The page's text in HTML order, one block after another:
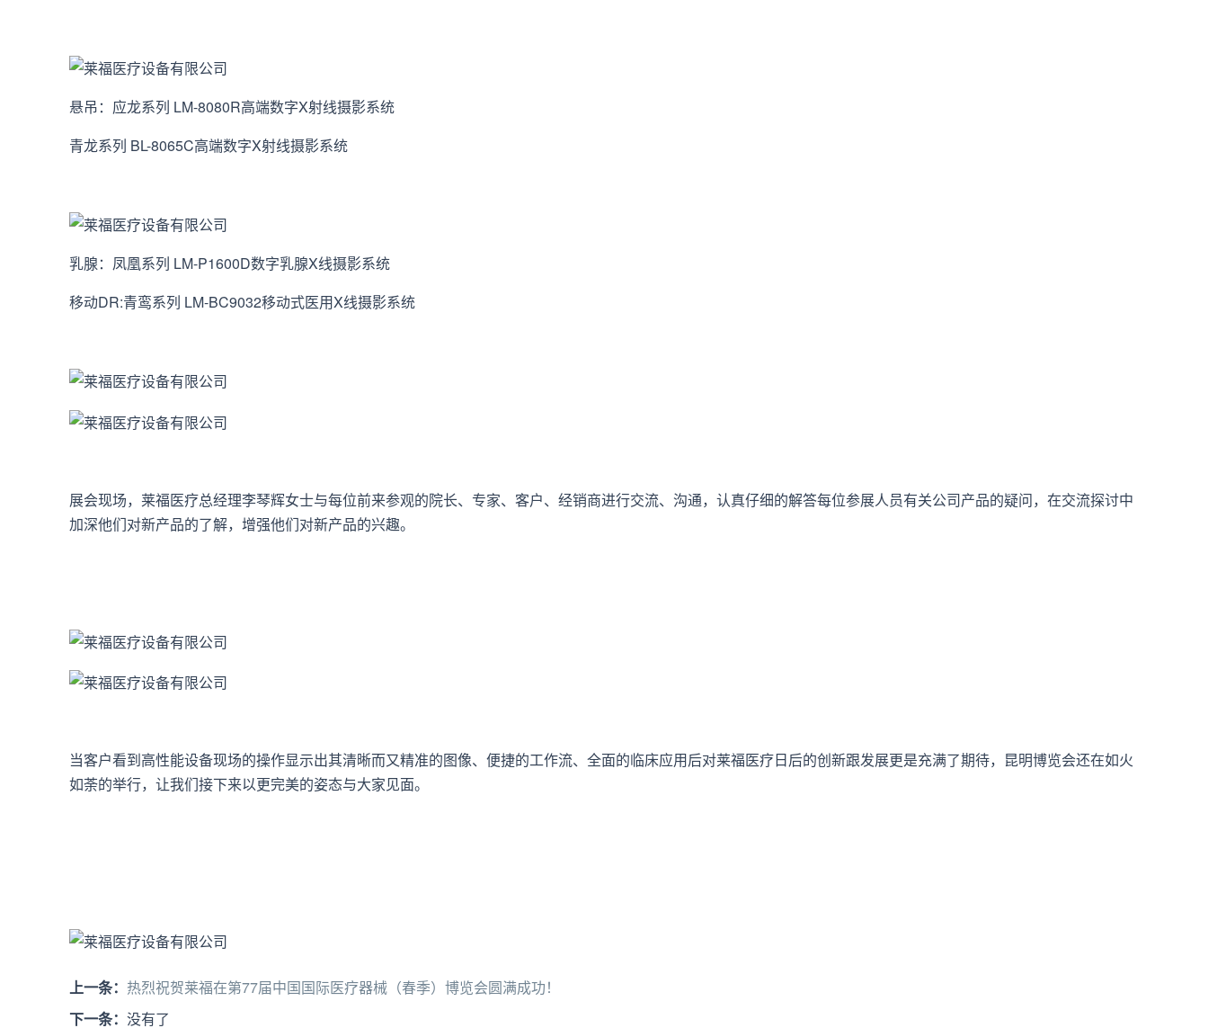
悬吊：应龙系列 LM-8080R高端数字X射线摄影系统
青龙系列 BL-8065C高端数字X射线摄影系统
乳腺：凤凰系列 LM-P1600D数字乳腺X线摄影系统
移动DR:青鸾系列 LM-BC9032移动式医用X线摄影系统
展会现场，莱福医疗总经理李琴辉女士与每位前来参观的院长、专家、客户、经销商进行交流、沟通，认真仔细的解答每位参展人员有关公司产品的疑问，在交流探讨中
加深他们对新产品的了解，增强他们对新产品的兴趣。
当客户看到高性能设备现场的操作显示出其清晰而又精准的图像、便捷的工作流、全面的临床应用后对莱福医疗日后的创新跟发展更是充满了期待，昆明博览会还在如火
如荼的举行，让我们接下来以更完美的姿态与大家见面。
上一条： 热烈祝贺莱福在第77届中国国际医疗器械（春季）博览会圆满成功！
下一条： 没有了